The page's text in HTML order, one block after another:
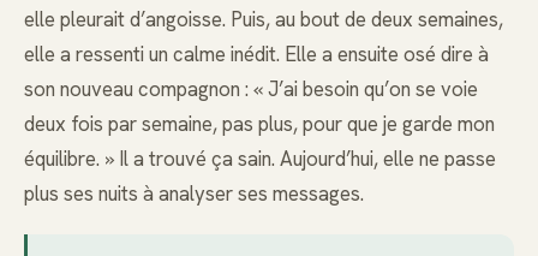
elle pleurait d’angoisse. Puis, au bout de deux semaines,
elle a ressenti un calme inédit. Elle a ensuite osé dire à
son nouveau compagnon : « J’ai besoin qu’on se voie
deux fois par semaine, pas plus, pour que je garde mon
équilibre. » Il a trouvé ça sain. Aujourd’hui, elle ne passe
plus ses nuits à analyser ses messages.